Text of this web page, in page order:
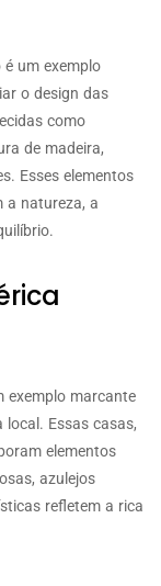
um exemplo
o design das
como
de madeira,
Esses elementos
a natureza, a
exemplo marcante
Essas casas,
elementos
azulejos
refletem a rica